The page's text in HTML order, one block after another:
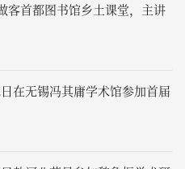
客首都图书馆乡土课堂，主讲
女学”
在无锡冯其庸学术馆参加首届
语文学的方法和实践”